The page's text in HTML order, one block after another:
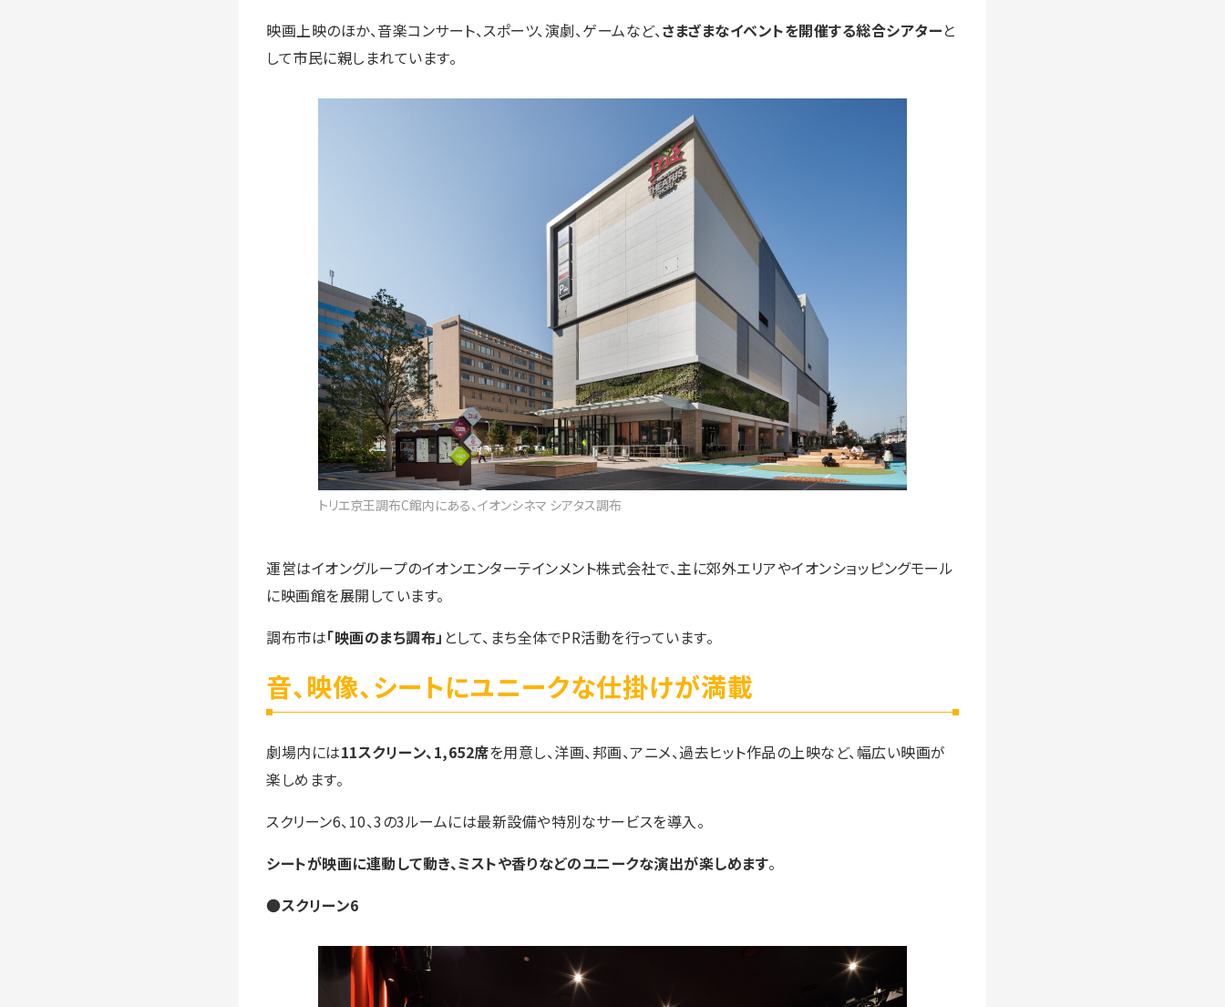
映画上映のほか、音楽コンサート、スポーツ、演劇、ゲームなど、さまざまなイベントを開催する総合シアターと
して市民に親しまれています。
トリエ京王調布C館内にある、イオンシネマ シアタス調布
運営はイオングループのイオンエンターテインメント株式会社で、主に郊外エリアやイオンショッピングモール
に映画館を展開しています。
調布市は「映画のまち調布」 として、まち全体でPR活動を行っています。
音、映像、シートにユニークな仕掛けが満載
劇場内には11スクリーン、1,652席を用意し、洋画、邦画、アニメ、過去ヒット作品の上映など、幅広い映画が
楽しめます。
スクリーン6、10、3の3ルームには最新設備や特別なサービスを導入。
シートが映画に連動して動き、ミストや香りなどのユニークな演出が楽しめます。
●スクリーン6